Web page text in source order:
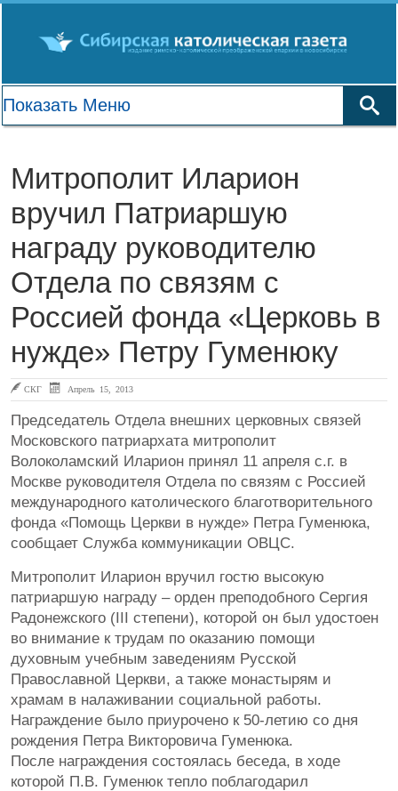
Митрополит Иларион
вручил Патриаршую
награду руководителю
Отдела по связям с
Россией фонда «Церковь в
нужде» Петру Гуменюку
СКГ Апрель 15, 2013
Председатель Отдела внешних церковных связей
Московского патриархата митрополит
Волоколамский Иларион принял 11 апреля с.г. в
Москве руководителя Отдела по связям с Россией
международного католического благотворительного
фонда «Помощь Церкви в нужде» Петра Гуменюка,
сообщает Служба коммуникации ОВЦС.
Митрополит Иларион вручил гостю высокую
патриаршую награду – орден преподобного Сергия
Радонежского (III степени), которой он был удостоен
во внимание к трудам по оказанию помощи
духовным учебным заведениям Русской
Православной Церкви, а также монастырям и
храмам в налаживании социальной работы.
Награждение было приурочено к 50-летию со дня
рождения Петра Викторовича Гуменюка.
После награждения состоялась беседа, в ходе
которой П.В. Гуменюк тепло поблагодарил